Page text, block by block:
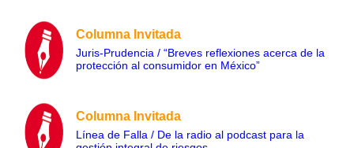
Columna Invitada
Juris-Prudencia / “Breves reflexiones acerca de la
protección al consumidor en México”
Columna Invitada
Línea de Falla / De la radio al podcast para la